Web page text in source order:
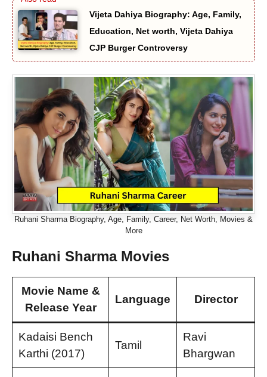
Vijeta Dahiya Biography: Age, Family,
Education, Net worth, Vijeta Dahiya
CJP Burger Controversy
Ruhani Sharma Biography, Age, Family, Career, Net Worth, Movies &
More
Ruhani Sharma Movies
Movie Name &
Release Year
Language Director
Kadaisi Bench
Karthi (2017)
Tamil
Ravi
Bhargwan